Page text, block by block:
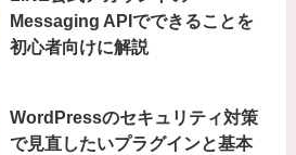
Messaging APIでできることを
初心者向けに解説
WordPressのセキュリティ対策
で見直したいプラグインと基本